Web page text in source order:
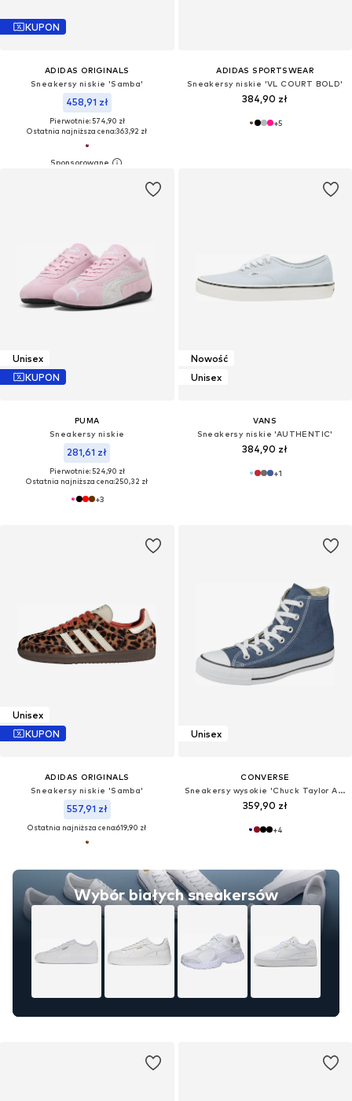
KUPON
ADIDAS ORIGINALS
Sneakersy niskie 'Samba'
458,91 zł
Pierwotnie: 574,90 zł
Ostatnia najniższa cena:363,92 zł
ADIDAS SPORTSWEAR
Sneakersy niskie 'VL COURT BOLD'
384,90 zł
+5
Unisex
KUPON
PUMA
Sneakersy niskie
281,61 zł
Pierwotnie: 524,90 zł
Ostatnia najniższa cena:250,32 zł
+3
Nowość
Unisex
VANS
Sneakersy niskie 'AUTHENTIC'
384,90 zł
+1
Unisex
KUPON
ADIDAS ORIGINALS
Sneakersy niskie 'Samba'
557,91 zł
Ostatnia najniższa cena:619,90 zł
Wybór białych sneakersów
Unisex
CONVERSE
Sneakersy wysokie 'Chuck Taylor All Star Classic'
359,90 zł
+4